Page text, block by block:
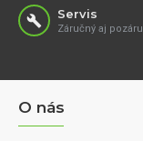
Servis
Záručný aj
O nás